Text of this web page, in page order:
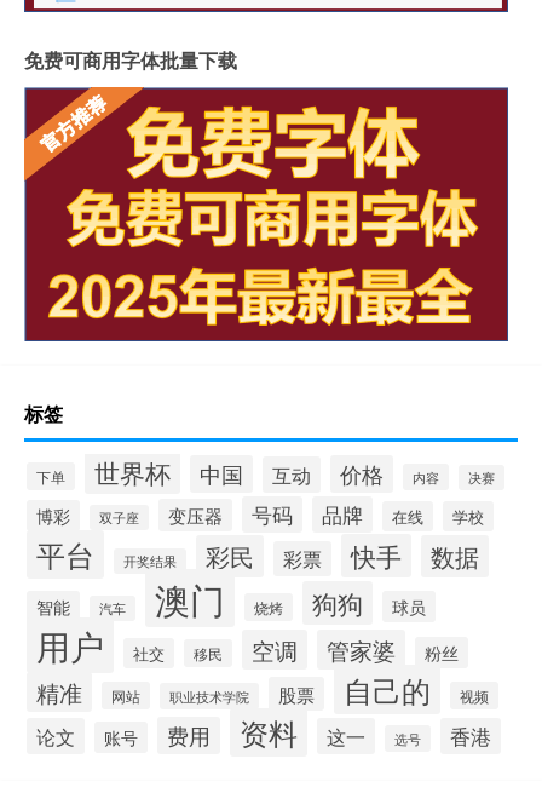
免费可商用字体批量下载
标签
下单 世界杯 中国 互动 价格 内容 决赛
博彩 双子座 变压器 号码 品牌 在线 学校
平台 开奖结果 彩民 彩票 快手 数据
智能 汽车 澳门 烧烤 狗狗 球员
用户 社交 移民 空调 管家婆 粉丝
精准 网站 职业技术学院 股票 自己的 视频
论文 账号 费用 资料 这一 选号 香港